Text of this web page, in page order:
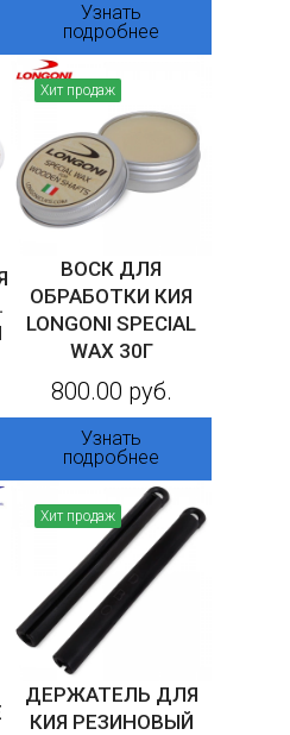
Узнать
подробнее
Хит продаж
ВОСК ДЛЯ
ОБРАБОТКИ КИЯ
LONGONI SPECIAL
WAX 30Г
800.00 руб.
Узнать
подробнее
Хит продаж
ДЕРЖАТЕЛЬ ДЛЯ
КИЯ РЕЗИНОВЫЙ